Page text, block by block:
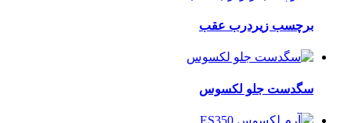
برچسب زیردرب عقب
سگدست جلو لکسوس